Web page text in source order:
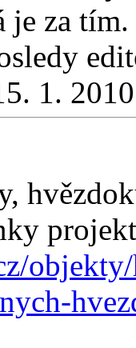
je za tím.
1.